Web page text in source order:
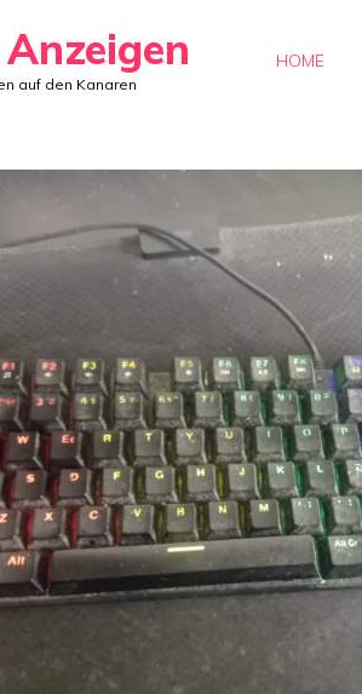
auf den Kanaren
HOME